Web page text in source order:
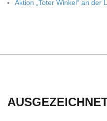
Aktion „Toter Win­kel“ an der